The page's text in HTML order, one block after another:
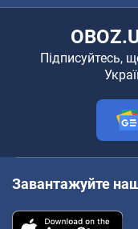
Підписуйтесь,
Завантажуйте